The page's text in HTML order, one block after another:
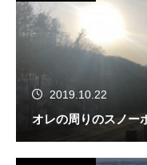
2019.10.22
オレの周りのスノー